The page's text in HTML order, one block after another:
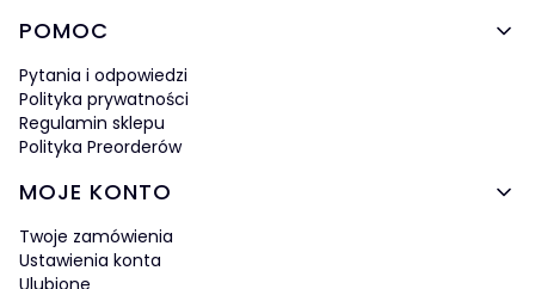
POMOC
Pytania i odpowiedzi
Polityka prywatności
Regulamin sklepu
Polityka Preorderów
MOJE KONTO
Twoje zamówienia
Ustawienia konta